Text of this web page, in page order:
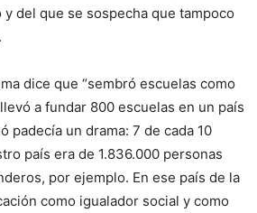
del que se sospecha que tampoco
dice que “sembró escuelas como
a fundar 800 escuelas en un país
un drama: 7 de cada 10
país era de 1.836.000 personas
por ejemplo. En ese país de la
como igualador social y como